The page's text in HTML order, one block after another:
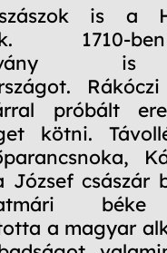
is a
1710-
próbált
kötni.
József császár
béke
a magyar